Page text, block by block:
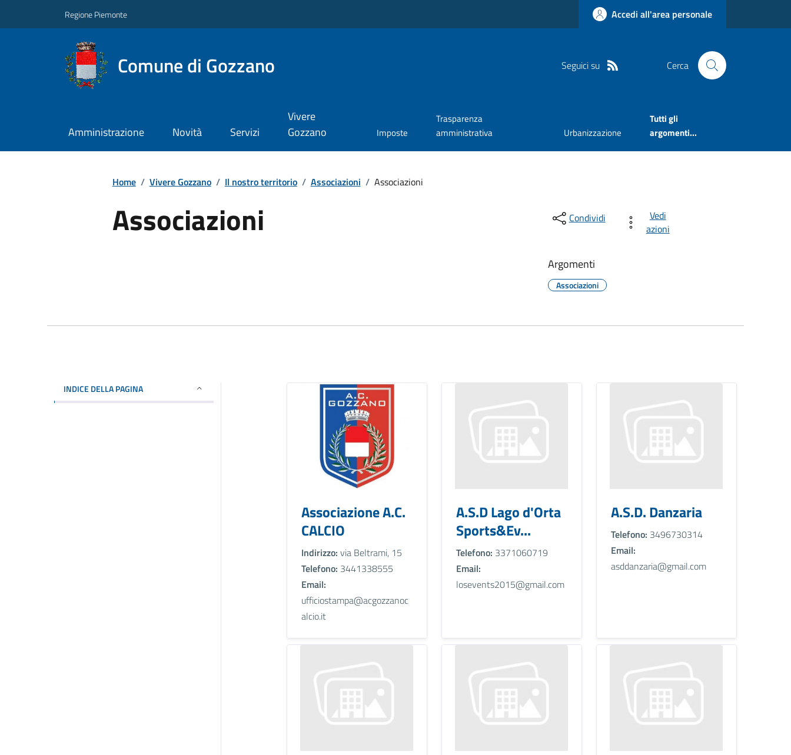
Regione Piemonte Accedi all'area personale
Comune di Gozzano Seguici su Cerca
Amministrazione Novità Servizi
Vivere
Gozzano
Imposte
Trasparenza
amministrativa
Urbanizzazione
Tutti gli
argomenti...
Home / Vivere Gozzano / Il nostro territorio / Associazioni / Associazioni
Associazioni Condividi
Vedi
azioni
Argomenti
Associazioni
INDICE DELLA PAGINA
Associazione A.C.
CALCIO
Indirizzo: via Beltrami, 15
Telefono: 3441338555
Email:
ufficiostampa@acgozzanoc
alcio.it
A.S.D Lago d'Orta
Sports&Ev...
Telefono: 3371060719
Email:
losevents2015@gmail.com
A.S.D. Danzaria
Telefono: 3496730314
Email:
asddanzaria@gmail.com